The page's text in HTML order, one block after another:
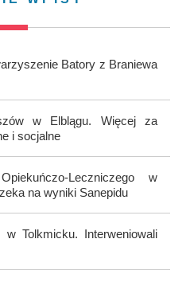
Batory z Braniewa
w Elblągu. Więcej za
i socjalne
Leczniczego w
na wyniki Sanepidu
Tolkmicku. Interweniowali